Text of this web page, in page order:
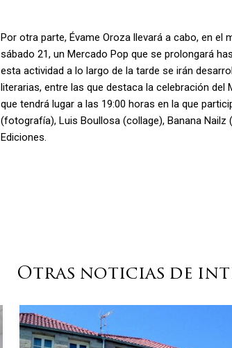
Por otra parte, Évame Oroza llevará a cabo, en el
sábado 21, un Mercado Pop que se prolongará
esta actividad a lo largo de la tarde se irán
literarias, entre las que destaca la celebración
que tendrá lugar a las 19:00 horas en la que
(fotografía), Luis Boullosa (collage), Banana
Ediciones.
Otras noticias de